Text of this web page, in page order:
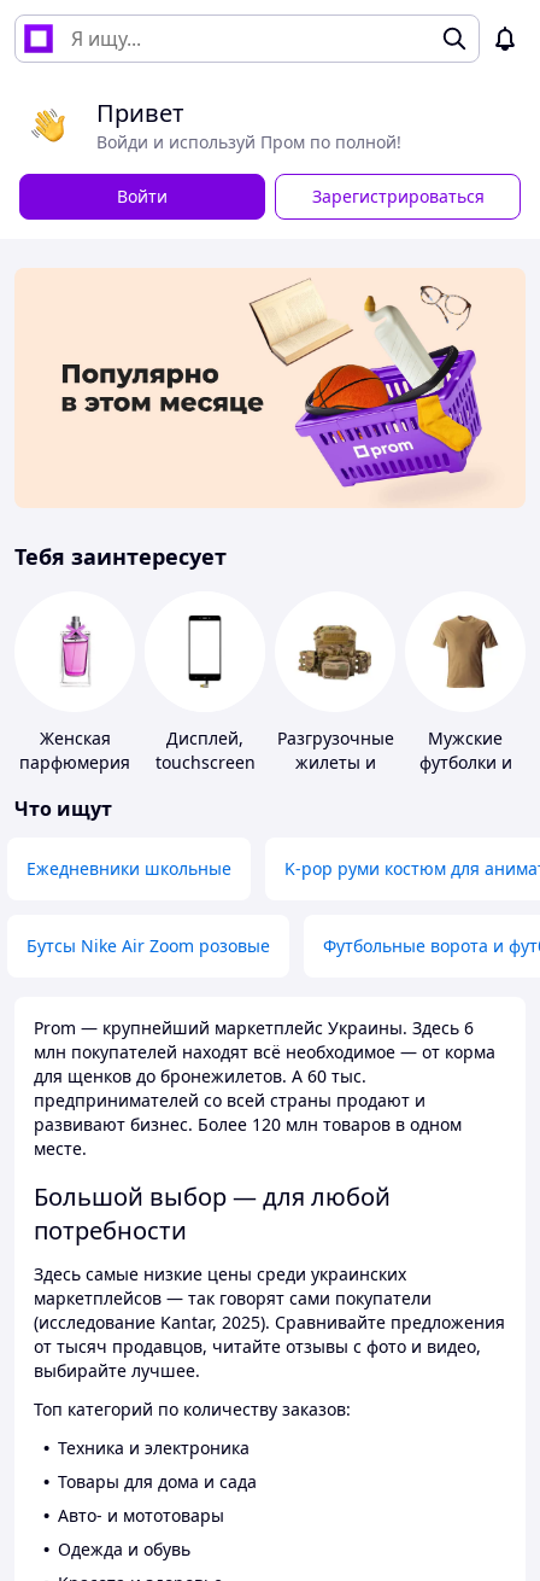
Привет
Войди и используй Пром по полной!
Войти Зарегистрироваться
Тебя заинтересует
Женская
парфюмерия
Дисплей,
touchscreen
Разгрузочные
жилеты и
Мужские
футболки и
Что ищут
Ежедневники школьные K-pop руми костюм для
Бутсы Nike Air Zoom розовые Футбольные ворота и
Prom — крупнейший маркетплейс Украины. Здесь 6
млн покупателей находят всё необходимое — от корма
для щенков до бронежилетов. А 60 тыс.
предпринимателей со всей страны продают и
развивают бизнес. Более 120 млн товаров в одном
месте.
Большой выбор — для любой
потребности
Здесь самые низкие цены среди украинских
маркетплейсов — так говорят сами покупатели
(исследование Kantar, 2025). Сравнивайте предложения
от тысяч продавцов, читайте отзывы с фото и видео,
выбирайте лучшее.
Топ категорий по количеству заказов:
Техника и электроника
Товары для дома и сада
Авто- и мототовары
Одежда и обувь